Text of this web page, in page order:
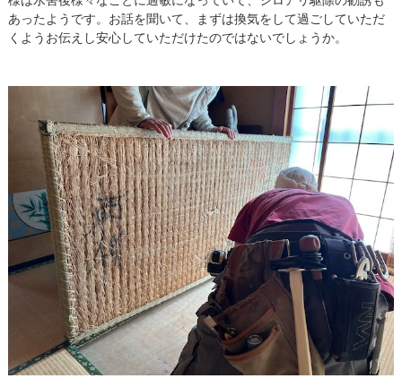
あったようです。お話を聞いて、まずは換気をして過ごしていただ
くようお伝えし安心していただけたのではないでしょうか。